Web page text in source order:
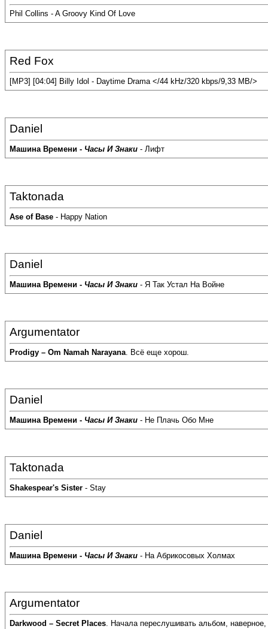
Phil Collins - A Groovy Kind Of Love
Red Fox
[MP3] [04:04] Billy Idol - Daytime Drama </44 kHz/320 kbps/9,33 MB/>
Daniel
Машина Времени - Часы И Знаки - Лифт
Taktonada
Ase of Base - Happy Nation
Daniel
Машина Времени - Часы И Знаки - Я Так Устал На Войне
Argumentator
Prodigy – Om Namah Narayana. Всё еще хорош.
Daniel
Машина Времени - Часы И Знаки - Не Плачь Обо Мне
Taktonada
Shakespear's Sister - Stay
Daniel
Машина Времени - Часы И Знаки - На Абрикосовых Холмах
Argumentator
Darkwood – Secret Places. Начала переслушивать альбом,